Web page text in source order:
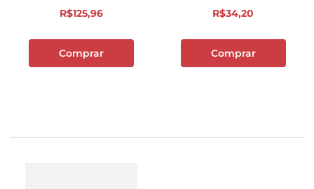
R$125,96
Comprar
R$34,20
Comprar